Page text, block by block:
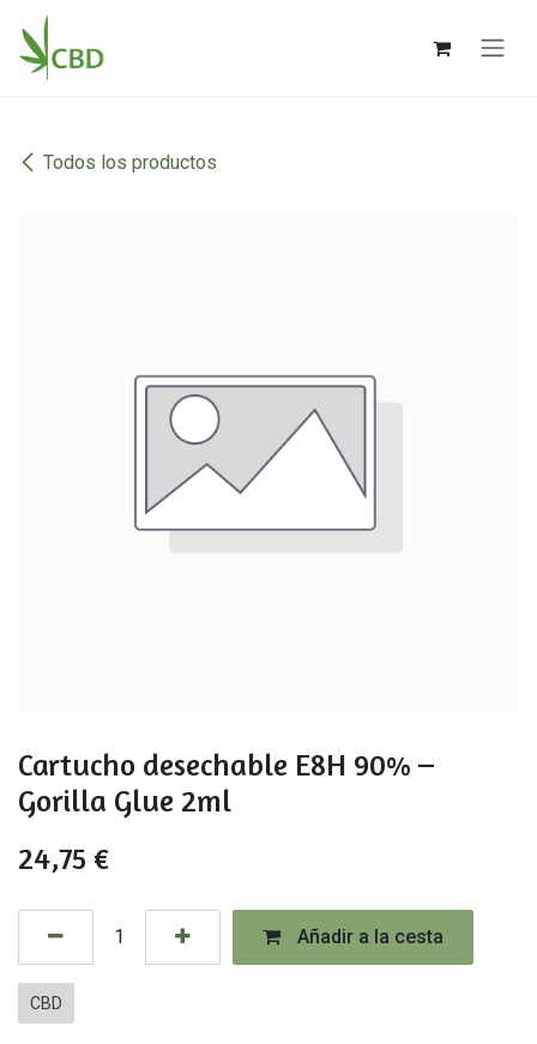
Ir al contenido
Todos los productos
Cartucho desechable E8H 90% –
Gorilla Glue 2ml
24,75 €
Añadir a la cesta
CBD